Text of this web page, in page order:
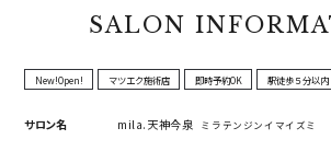
SALON
New!Open! マツエク施術店 即時予約OK 駅徒歩５分以内
サロン名 mila.天神今泉 ミラテンジンイマイズミ